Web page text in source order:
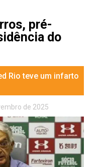
pré-
do
Rio teve um infarto
de 2025